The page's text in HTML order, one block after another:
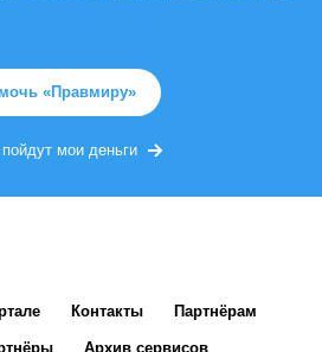
«Правмиру»
мои деньги
Контакты Партнёрам
Архив сервисов